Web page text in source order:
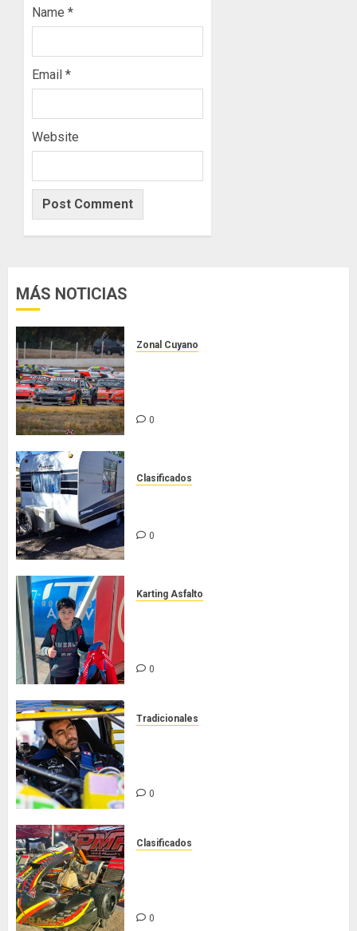
Name *
Email *
Website
MÁS NOTICIAS
Zonal Cuyano
0
Clasificados
0
Karting Asfalto
0
Tradicionales
0
Clasificados
0